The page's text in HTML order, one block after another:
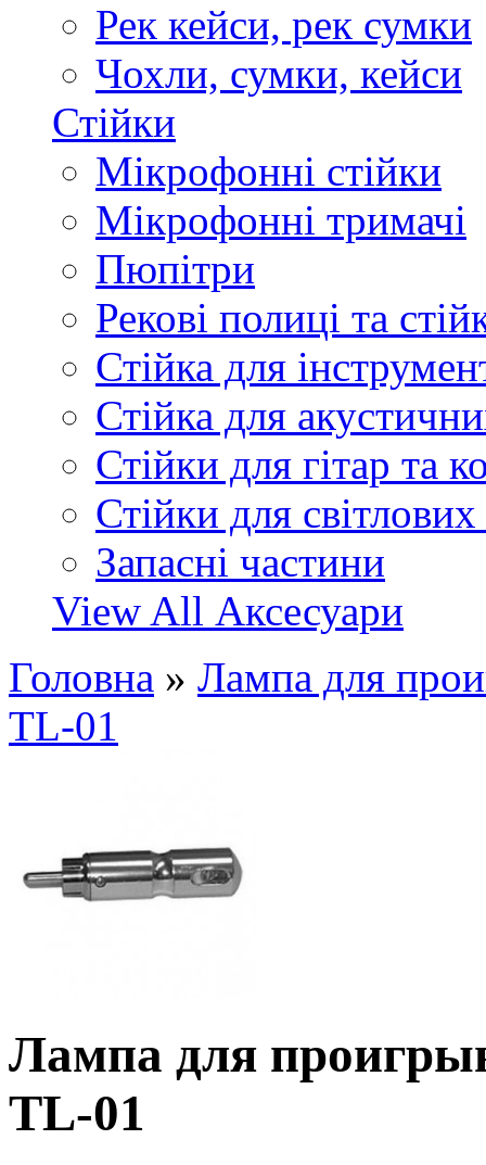
Рек кейси, рек сумки
Чохли, сумки, кейси
Стійки
Мікрофонні стійки
Мікрофонні тримачі
Пюпітри
Рекові полиці та
Стійка для
Стійка для
Стійки для гітар та
Стійки для
Запасні частини
View All Аксесуари
Головна » Лампа для
TL-01
Лампа для
TL-01